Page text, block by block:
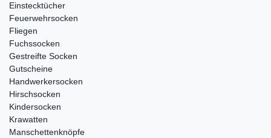
Einstecktücher
Feuerwehrsocken
Fliegen
Fuchssocken
Gestreifte Socken
Gutscheine
Handwerkersocken
Hirschsocken
Kindersocken
Krawatten
Manschettenknöpfe